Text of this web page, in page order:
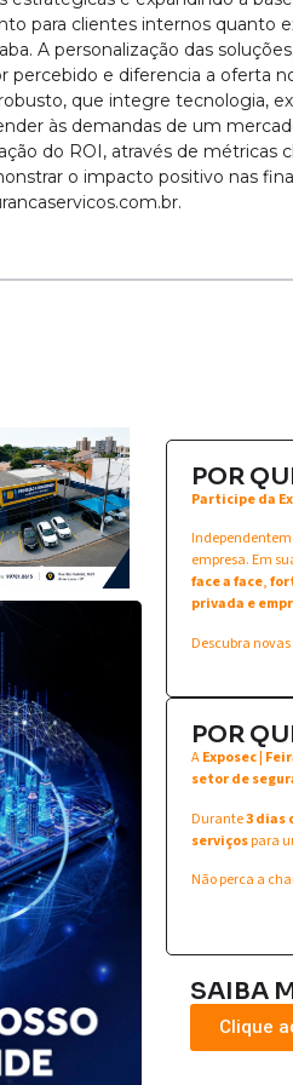
para clientes internos quanto
A personalização das
percebido e diferencia a oferta
que integre tecnologia,
às demandas de um
do ROI, através de métricas
o impacto positivo nas
POR
Participe da
empresa. Em
face a face,
privada e
Descubra
POR
AExposec |
setor de
Durante3 dias
serviçospara
Não perca a
SAIBA
Clique